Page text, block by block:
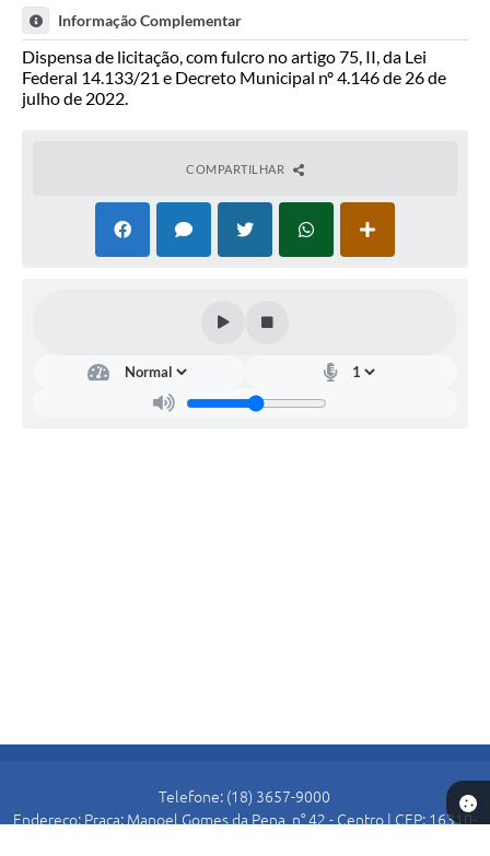
Informação Complementar
Dispensa de licitação, com fulcro no artigo 75, II, da Lei
Federal 14.133/21 e Decreto Municipal nº 4.146 de 26 de
julho de 2022.
COMPARTILHAR
Telefone: (18) 3657-9000
Endereço: Praça: Manoel Gomes da Pena, n° 42 - Centro | CEP: 16310-